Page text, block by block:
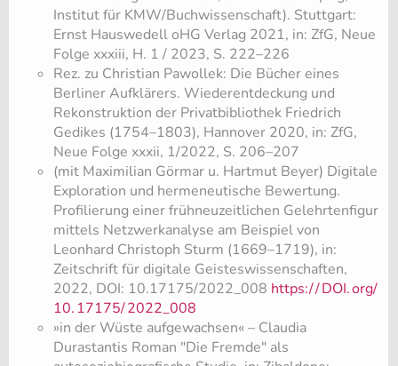
Institut für KMW/Buchwissenschaft). Stuttgart:
Ernst Hauswedell oHG Verlag 2021, in: ZfG, Neue
Folge xxxiii, H. 1 / 2023, S. 222–226
Rez. zu Christian Pawollek: Die Bücher eines
Berliner Aufklärers. Wiederentdeckung und
Rekonstruktion der Privatbibliothek Friedrich
Gedikes (1754–1803), Hannover 2020, in: ZfG,
Neue Folge xxxii, 1/2022, S. 206–207
(mit Maximilian Görmar u. Hartmut Beyer) Digitale
Exploration und hermeneutische Bewertung.
Profilierung einer frühneuzeitlichen Gelehrtenfigur
mittels Netzwerkanalyse am Beispiel von
Leonhard Christoph Sturm (1669–1719), in:
Zeitschrift für digitale Geisteswissenschaften,
2022, DOI: 10.17175/2022_008 https://DOI.org/
10. 17175/2022_008
»in der Wüste aufgewachsen« – Claudia
Durastantis Roman "Die Fremde" als